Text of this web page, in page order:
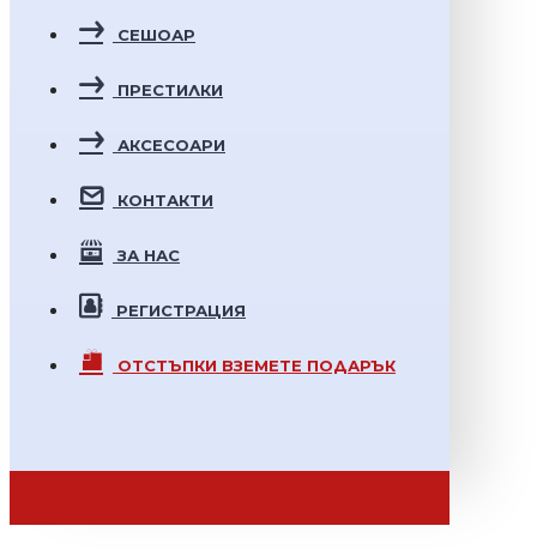
СЕШОАР
ПРЕСТИЛКИ
АКСЕСОАРИ
КОНТАКТИ
ЗА НАС
РЕГИСТРАЦИЯ
ОТСТЪПКИ ВЗЕМЕТЕ ПОДАРЪК